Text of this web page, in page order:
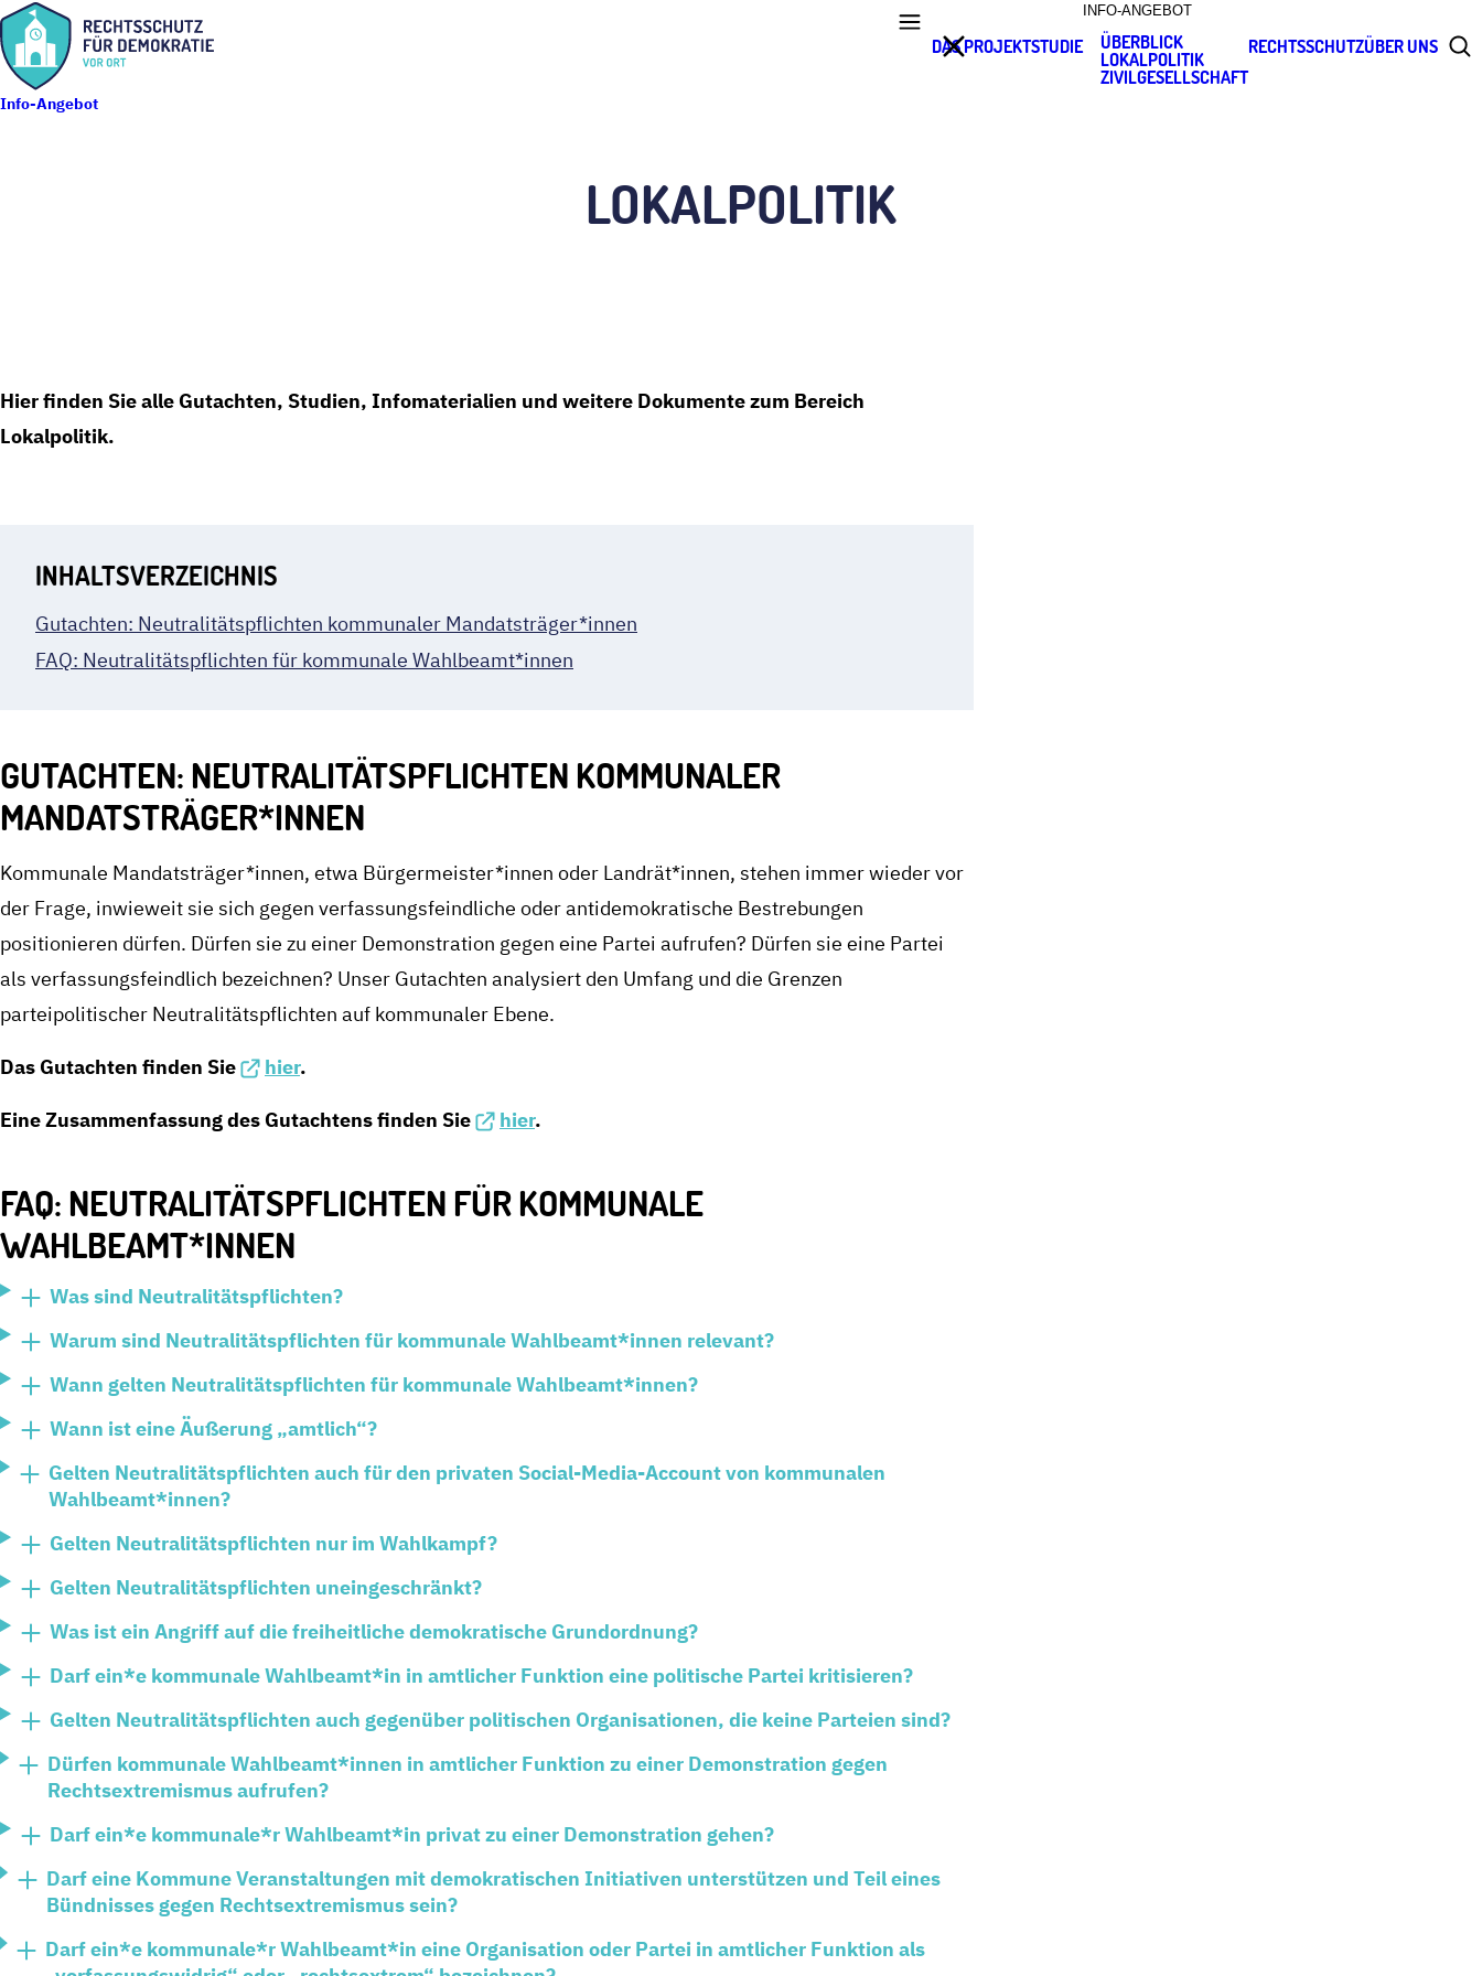
DAS PROJEKTSTUDIE
INFO-ANGEBOT
ÜBERBLICK
LOKALPOLITIK
ZIVILGESELLSCHAFT
RECHTSSCHUTZÜBER UNS
Info-Angebot
LOKALPOLITIK
Hier finden Sie alle Gutachten, Studien, Infomaterialien und weitere Dokumente zum Bereich
Lokalpolitik.
INHALTSVERZEICHNIS
Gutachten: Neutralitätspflichten kommunaler Mandatsträger*innen
FAQ: Neutralitätspflichten für kommunale Wahlbeamt*innen
GUTACHTEN: NEUTRALITÄTSPFLICHTEN KOMMUNALER
MANDATSTRÄGER*INNEN
Kommunale Mandatsträger*innen, etwa Bürgermeister*innen oder Landrät*innen, stehen immer wieder vor
der Frage, inwieweit sie sich gegen verfassungsfeindliche oder antidemokratische Bestrebungen
positionieren dürfen. Dürfen sie zu einer Demonstration gegen eine Partei aufrufen? Dürfen sie eine Partei
als verfassungsfeindlich bezeichnen? Unser Gutachten analysiert den Umfang und die Grenzen
parteipolitischer Neutralitätspflichten auf kommunaler Ebene.
Das Gutachten finden Sie hier.
Eine Zusammenfassung des Gutachtens finden Sie hier.
FAQ: NEUTRALITÄTSPFLICHTEN FÜR KOMMUNALE
WAHLBEAMT*INNEN
Was sind Neutralitätspflichten?
Warum sind Neutralitätspflichten für kommunale Wahlbeamt*innen relevant?
Wann gelten Neutralitätspflichten für kommunale Wahlbeamt*innen?
Wann ist eine Äußerung „amtlich“?
Gelten Neutralitätspflichten auch für den privaten Social-Media-Account von kommunalen
Wahlbeamt*innen?
Gelten Neutralitätspflichten nur im Wahlkampf?
Gelten Neutralitätspflichten uneingeschränkt?
Was ist ein Angriff auf die freiheitliche demokratische Grundordnung?
Darf ein*e kommunale Wahlbeamt*in in amtlicher Funktion eine politische Partei kritisieren?
Gelten Neutralitätspflichten auch gegenüber politischen Organisationen, die keine Parteien sind?
Dürfen kommunale Wahlbeamt*innen in amtlicher Funktion zu einer Demonstration gegen
Rechtsextremismus aufrufen?
Darf ein*e kommunale*r Wahlbeamt*in privat zu einer Demonstration gehen?
Darf eine Kommune Veranstaltungen mit demokratischen Initiativen unterstützen und Teil eines
Bündnisses gegen Rechtsextremismus sein?
Darf ein*e kommunale*r Wahlbeamt*in eine Organisation oder Partei in amtlicher Funktion als